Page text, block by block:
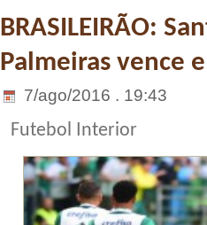
BRASILEIRÃO:
Palmeiras vence
7/ago/2016 . 19:43
Futebol Interior